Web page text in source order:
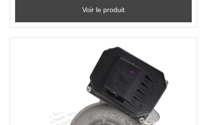
Voir le produit